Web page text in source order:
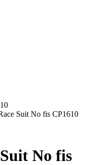
Suit No fis CP1610
No fis